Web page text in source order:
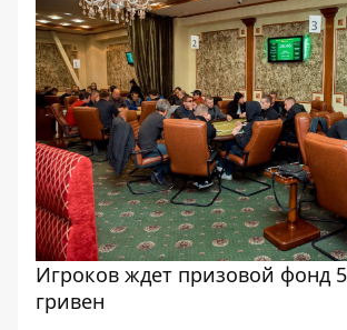
Игроков ждет призовой фонд
гривен